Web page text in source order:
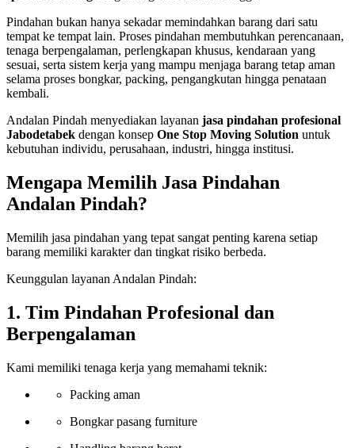
Pindahan bukan hanya sekadar memindahkan barang dari satu
tempat ke tempat lain. Proses pindahan membutuhkan perencanaan,
tenaga berpengalaman, perlengkapan khusus, kendaraan yang
sesuai, serta sistem kerja yang mampu menjaga barang tetap aman
selama proses bongkar, packing, pengangkutan hingga penataan
kembali.
Andalan Pindah menyediakan layanan jasa pindahan profesional
Jabodetabek dengan konsep One Stop Moving Solution untuk
kebutuhan individu, perusahaan, industri, hingga institusi.
Mengapa Memilih Jasa Pindahan
Andalan Pindah?
Memilih jasa pindahan yang tepat sangat penting karena setiap
barang memiliki karakter dan tingkat risiko berbeda.
Keunggulan layanan Andalan Pindah:
1. Tim Pindahan Profesional dan
Berpengalaman
Kami memiliki tenaga kerja yang memahami teknik:
Packing aman
Bongkar pasang furniture